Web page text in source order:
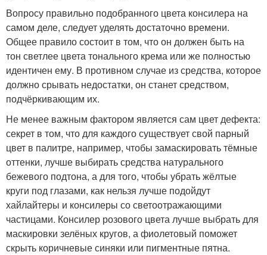
Вопросу правильно подобранного цвета консилера на
самом деле, следует уделять достаточно времени.
Общее правило состоит в том, что он должен быть на
тон светлее цвета тонального крема или же полностью
идентичен ему. В противном случае из средства, которое
должно срывать недостатки, он станет средством,
подчёркивающим их.
Не менее важным фактором является сам цвет дефекта:
секрет в том, что для каждого существует свой парный
цвет в палитре, например, чтобы замаскировать тёмные
оттенки, лучше выбирать средства натурального
бежевого подтона, а для того, чтобы убрать жёлтые
круги под глазами, как нельзя лучше подойдут
хайлайтеры и консилеры со светоотражающими
частицами. Консилер розового цвета лучше выбрать для
маскировки зелёных кругов, а фиолетовый поможет
скрыть коричневые синяки или пигментные пятна.